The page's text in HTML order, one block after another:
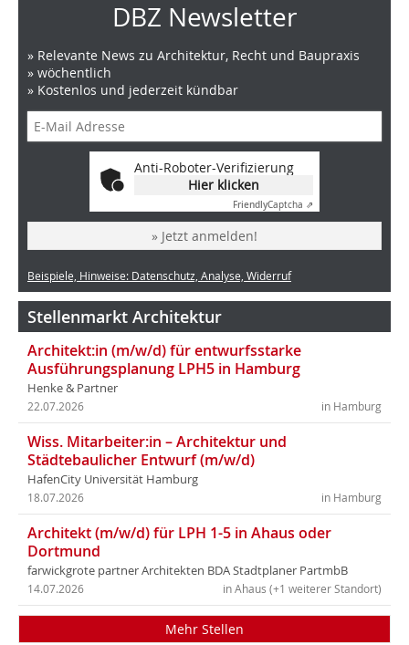
DBZ Newsletter
» Relevante News zu Architektur, Recht und Baupraxis
» wöchentlich
» Kostenlos und jederzeit kündbar
Anti-Roboter-Verifizierung
Hier klicken
FriendlyCaptcha ⇗
» Jetzt anmelden!
Beispiele, Hinweise: Datenschutz, Analyse, Widerruf
Stellenmarkt Architektur
Architekt:in (m/w/d) für entwurfsstarke
Ausführungsplanung LPH5 in Hamburg
Henke & Partner
in Hamburg
22.07.2026
Wiss. Mitarbeiter:in – Architektur und
Städtebaulicher Entwurf (m/w/d)
HafenCity Universität Hamburg
in Hamburg
18.07.2026
Architekt (m/w/d) für LPH 1-5 in Ahaus oder
Dortmund
farwickgrote partner Architekten BDA Stadtplaner PartmbB
in Ahaus (+1 weiterer Standort)
14.07.2026
Mehr Stellen